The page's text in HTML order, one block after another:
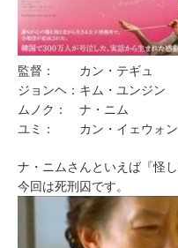
監督： カン・テギュ
ジョンヘ：キム・ユンジン
ムノク： ナ・ニム
ユミ： カン・イェウォン
ナ・ニムさんといえば『怪
今回は死刑囚です。